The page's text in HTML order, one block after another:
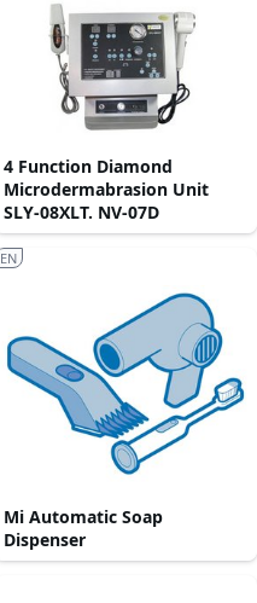
4 Function Diamond
Microdermabrasion Unit
SLY-08XLT. NV-07D
Mi Automatic Soap
Dispenser
EN